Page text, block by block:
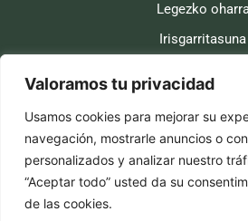
Valoramos tu privacidad
Usamos cookies para mejorar su
navegación, mostrarle anuncios o
personalizados y analizar nuestro
“Aceptar todo” usted da su
de las cookies.
Legezko
Irisgarritasuna
Bidalketa-
Errenboltso-politika eta
RK Informatikak egindako